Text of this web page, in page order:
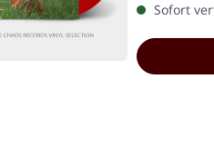
Sofort